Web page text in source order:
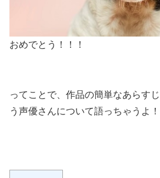
おめでとう！！！
ってことで、作品の簡単なあらす
う声優さんについて語っちゃうよ！